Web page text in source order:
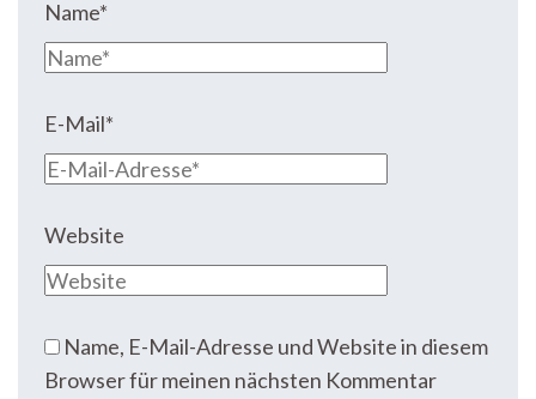
Name*
E-Mail*
Website
Name, E-Mail-Adresse und Website in diesem
Browser für meinen nächsten Kommentar